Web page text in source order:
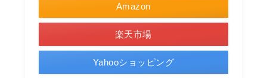
Amazon
楽天市場
Yahooショッピング